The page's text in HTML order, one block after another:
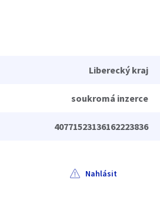
Liberecký kraj
soukromá inzerce
40771523136162223836
Nahlásit